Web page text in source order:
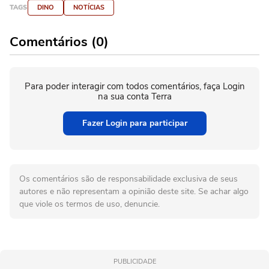
TAGS DINO NOTÍCIAS
Comentários (0)
Para poder interagir com todos comentários, faça Login
na sua conta Terra
Fazer Login para participar
Os comentários são de responsabilidade exclusiva de seus
autores e não representam a opinião deste site. Se achar algo
que viole os termos de uso, denuncie.
PUBLICIDADE